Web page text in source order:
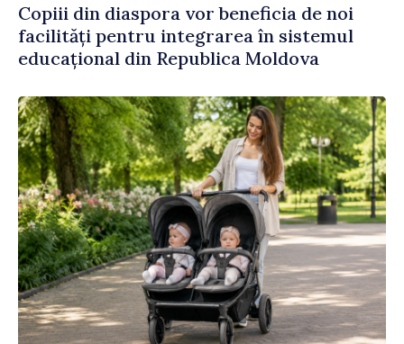
Copiii din diaspora vor beneficia de noi
facilități pentru integrarea în sistemul
educațional din Republica Moldova